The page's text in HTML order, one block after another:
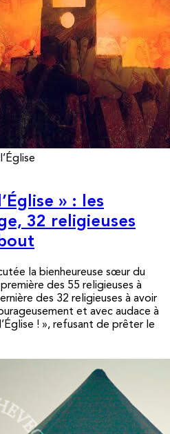
» : les
32 religieuses
la bienheureuse sœur du
des 55 religieuses à
des 32 religieuses à avoir
et avec audace à
! », refusant de prêter le